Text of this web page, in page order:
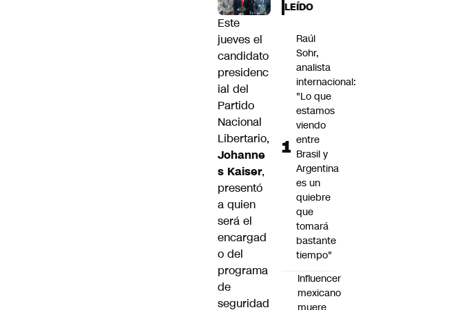
Este
jueves el
candidato
presidenc
ial del
Partido
Nacional
Libertario,
Johanne
s Kaiser,
presentó
a quien
será el
encargad
o del
programa
de
seguridad
LEÍDO
Raúl
Sohr,
analista
internacional:
"Lo que
estamos
viendo
entre
Brasil y
Argentina
es un
quiebre
que
tomará
bastante
tiempo"
Influencer
mexicano